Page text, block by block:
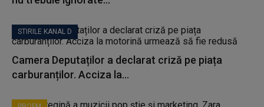
STIRILE KANAL D
Camera Deputaților a declarat criză pe piața
carburanților. Acciza la...